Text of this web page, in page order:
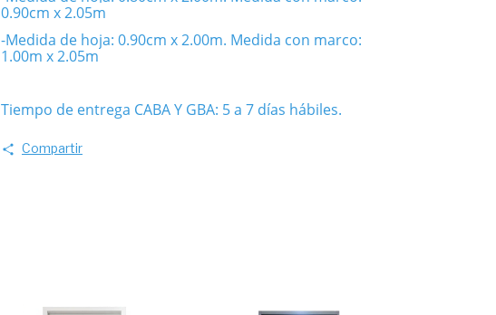
0.90cm x 2.05m
-Medida de hoja: 0.90cm x 2.00m. Medida con marco:
1.00m x 2.05m
Tiempo de entrega CABA Y GBA: 5 a 7 días hábiles.
Compartir